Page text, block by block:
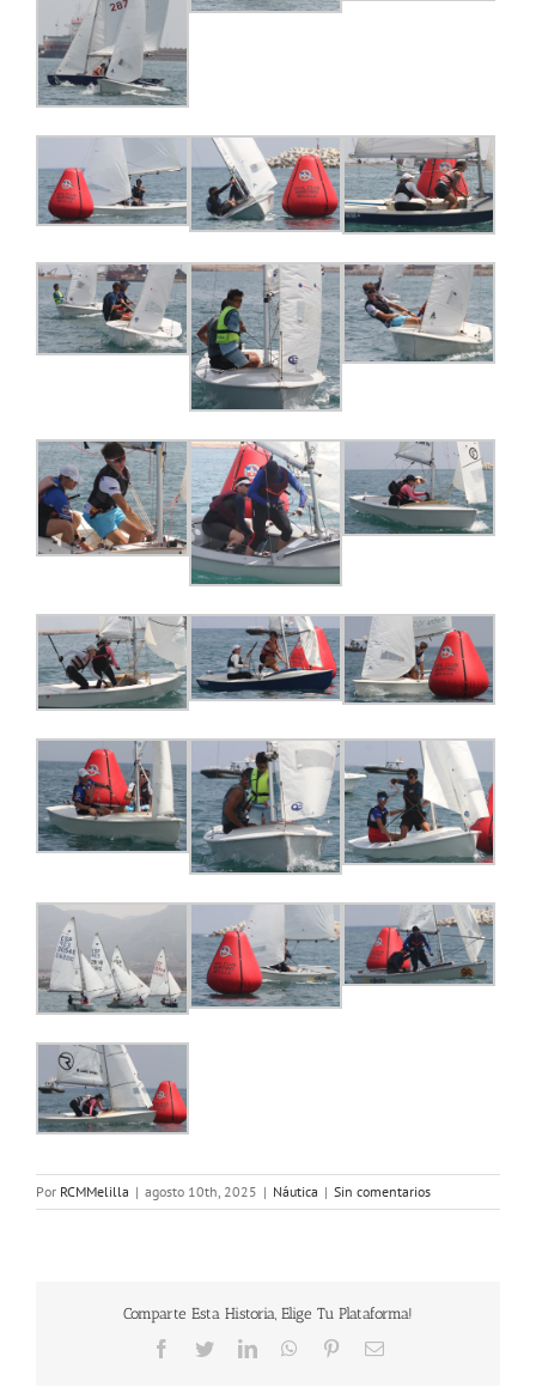
Por RCMMelilla | agosto 10th, 2025 | Náutica | Sin comentarios
Comparte Esta Historia, Elige Tu Plataforma!
Facebook
TwitterLinkedInWhatsApp
PinterestCorreo